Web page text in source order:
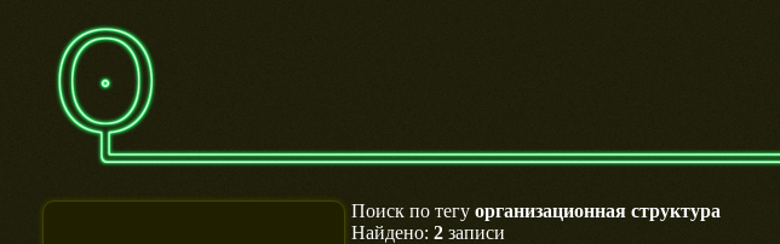
Поиск по тегу организационная структура
Найдено: 2 записи